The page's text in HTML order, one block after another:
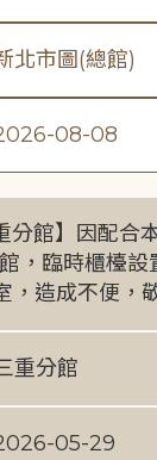
北市圖(總館)
08-08
分館】因配合
，臨時櫃檯
，造成不便，
重分館
05-29